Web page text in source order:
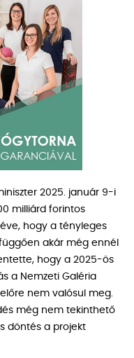
2025. január 9-i
milliárd forintos
hogy a tényleges
akár még ennél
hogy a 2025-ös
a Nemzeti Galéria
nem valósul meg.
még nem tekinthető
döntés a projekt